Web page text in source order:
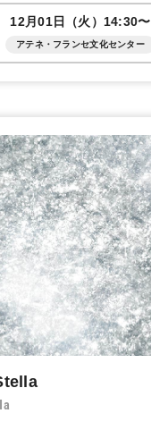
12月01日（火）14:30〜
アテネ・フランセ文化センター